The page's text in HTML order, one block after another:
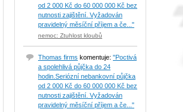
od 2 000 Kč do 60 000 000 Kč bez
nutnosti zajištění. Vyžadován
pravidelný měsíční příjem a če..."
nemoc: Ztuhlost kloubů
Thomas firms komentuje: "Poctivá
a spolehlivá půjčka do 24
hodin.Seriózní nebankovní půjčka
od 2 000 Kč do 60 000 000 Kč bez
nutnosti zajištění. Vyžadován
pravidelný měsíční příjem a če..."